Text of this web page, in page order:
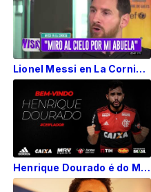
Lionel Messi en La Cornisa (Nota completa)
Henrique Dourado é do Mengão!